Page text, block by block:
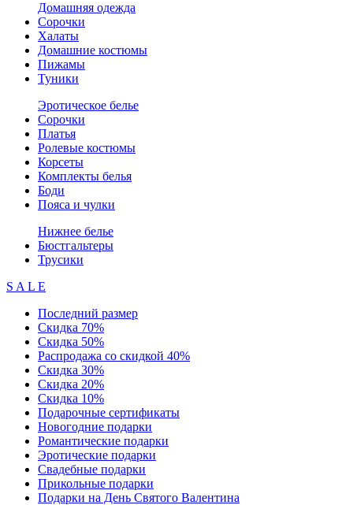
Домашняя одежда
Сорочки
Халаты
Домашние костюмы
Пижамы
Туники
Эротическое белье
Сорочки
Платья
Ролевые костюмы
Корсеты
Комплекты белья
Боди
Пояса и чулки
Нижнее белье
Бюстгальтеры
Трусики
S A L E
Последний размер
Скидка 70%
Скидка 50%
Распродажа со скидкой 40%
Скидка 30%
Скидка 20%
Скидка 10%
Подарочные сертификаты
Новогодние подарки
Романтические подарки
Эротические подарки
Свадебные подарки
Прикольные подарки
Подарки на День Святого Валентина